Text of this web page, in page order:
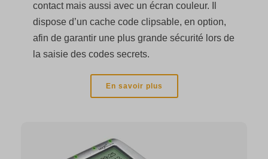
contact mais aussi avec un écran couleur. Il
dispose d’un cache code clipsable, en option,
afin de garantir une plus grande sécurité lors de
la saisie des codes secrets.
En savoir plus